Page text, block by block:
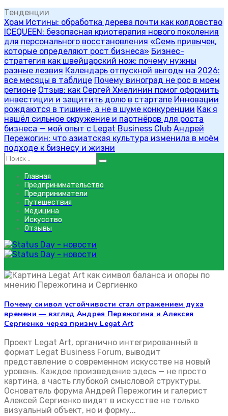
Тенденции
Храм Истины: обработка дерева почти как колдовство
ICEQUEEN: безопасная криотерапия нового поколения
для персонального восстановления «Семь привычек,
которые определяют рост бизнеса» Бизнес-
стратегия как швейцарский нож: почему нужны
разные лезвия Календарь отпускной выгоды на 2026:
все месяцы в таблице Почему виноград не рос в моем
регионе Отзыв: как Сергей Хмелинин помог оформить
инвестиции и защитить долю в стартапе Инновации
рождаются в тишине, а не в шуме конкуренции Как я
нашёл сильное окружение и партнёров для роста
бизнеса — мой опыт с Legat Business Club Андрей
Пережогин: что азиатская культура изменила в моём
подходе к бизнесу и жизни
Главная
Предпринимательство
Предприниматели
Путешествия
Медицина
Искусство
Отзывы
Legat Art отзывы
Legat Art отзывы
Почему символ устойчивости стал отражением духа
времени — взгляд Андрея Пережогина и Алексея
Сергиенко через призму Legat Art
Проект Legat Art, органично интегрированный в
формат Legat Business Forum, выводит
представление о современном искусстве на новый
уровень. Каждое произведение здесь — не просто
картина, а часть глубокой смысловой структуры.
Основатель форума Андрей Пережогин и галерист
Алексей Сергиенко видят в искусстве не только
визуальный объект, но и форму...